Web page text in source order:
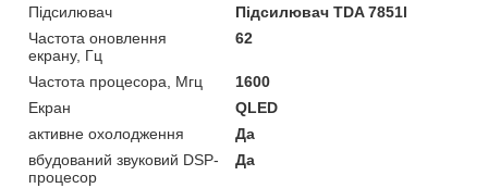
Підсилювач
Підсилювач TDA 7851l
Частота оновлення
екрану, Гц
62
Частота процесора, Мгц
1600
Екран
QLED
активне охолодження
Да
вбудований звуковий DSP-
процесор
Да